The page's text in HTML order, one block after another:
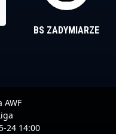
BS ZADYMIARZE
AWF
24 14:00